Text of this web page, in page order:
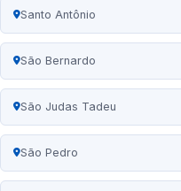
Santo Antônio
São Bernardo
São Judas Tadeu
São Pedro